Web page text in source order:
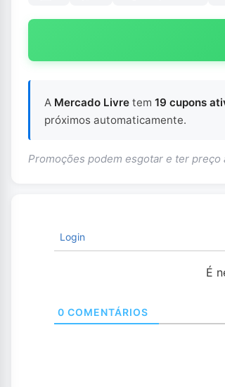
A Mercado Livre tem 19 cupons
próximos automaticamente.
Promoções podem esgotar e ter
Login
É
0 COMENTÁRIOS